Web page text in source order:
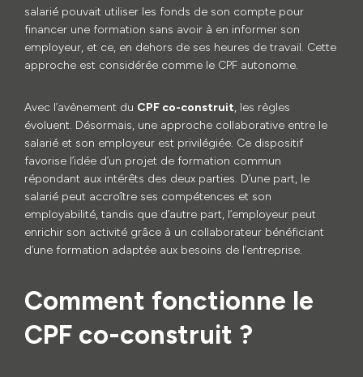
salarié pouvait utiliser les fonds de son compte pour
financer une formation sans avoir à en informer son
employeur, et ce, en dehors de ses heures de travail. Cette
approche est considérée comme le CPF autonome.
Avec l’avènement du CPF co-construit, les règles
évoluent. Désormais, une approche collaborative entre le
salarié et son employeur est privilégiée. Ce dispositif
favorise l’idée d’un projet de formation commun
répondant aux intérêts des deux parties. D’une part, le
salarié peut accroître ses compétences et son
employabilité, tandis que d’autre part, l’employeur peut
enrichir son activité grâce à un collaborateur bénéficiant
d’une formation adaptée aux besoins de l’entreprise.
Comment fonctionne le
CPF co-construit ?